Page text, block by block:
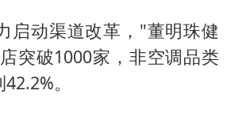
启动渠道改革，"董明珠健
突破1000家，非空调品类
。